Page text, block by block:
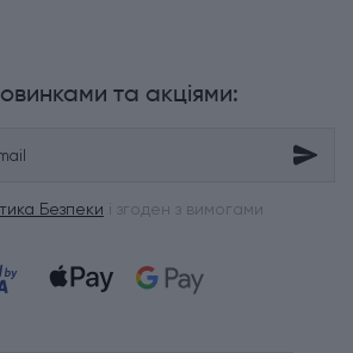
та акціями:
Безпеки і згоден з вимогами